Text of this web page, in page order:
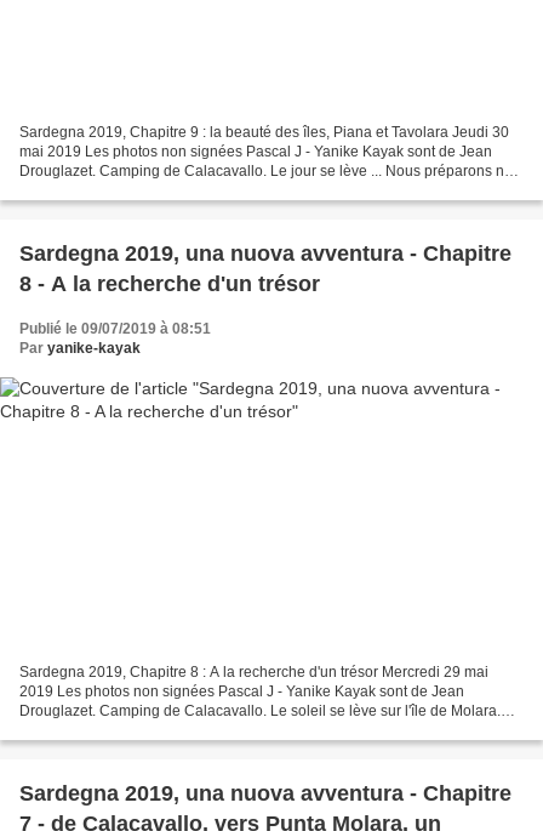
Sardegna 2019, Chapitre 9 : la beauté des îles, Piana et Tavolara Jeudi 30
mai 2019 Les photos non signées Pascal J - Yanike Kayak sont de Jean
Drouglazet. Camping de Calacavallo. Le jour se lève ... Nous préparons nos
Sardegna 2019, una nuova avventura - Chapitre
8 - A la recherche d'un trésor
Publié le 09/07/2019 à 08:51
Par yanike-kayak
Sardegna 2019, Chapitre 8 : A la recherche d'un trésor Mercredi 29 mai
2019 Les photos non signées Pascal J - Yanike Kayak sont de Jean
Drouglazet. Camping de Calacavallo. Le soleil se lève sur l'île de Molara.
Sardegna 2019, una nuova avventura - Chapitre
7 - de Calacavallo, vers Punta Molara, un